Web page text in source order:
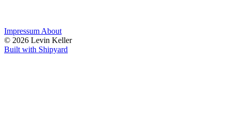
Impressum About
© 2026 Levin Keller
Built with Shipyard